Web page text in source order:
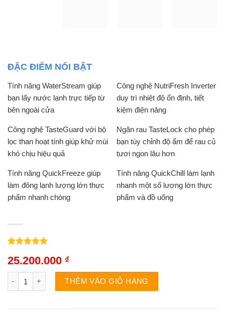
ĐẶC ĐIỂM NỔI BẬT
Tính năng WaterStream giúp
bạn lấy nước lạnh trực tiếp từ
bên ngoài cửa
Công nghệ NutriFresh Inverter
duy trì nhiệt độ ổn định, tiết
kiệm điện năng
Công nghệ TasteGuard với bộ
lọc than hoạt tính giúp khử mùi
khó chịu hiệu quả
Ngăn rau TasteLock cho phép
bạn tùy chỉnh độ ẩm để rau củ
tươi ngon lâu hơn
Tính năng QuickFreeze giúp
làm đông lạnh lượng lớn thực
phẩm nhanh chóng
Tính năng QuickChill làm lạnh
nhanh một số lượng lớn thực
phẩm và đồ uống
dựa trên
25.200.000 ₫
Tủ lạnh Electrolux ESE6645A-BVN | 619L 2 cánh inverter số
THÊM VÀO GIỎ HÀNG